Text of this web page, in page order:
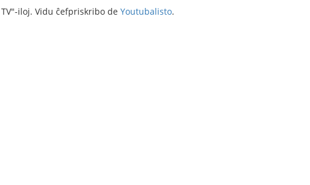
iloj. Vidu ĉefpriskribo de Youtubalisto.